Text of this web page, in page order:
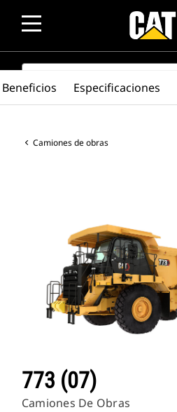
SEARCH
Camiones de obras
773 (07)
Camiones De Obras
Beneficios Especificaciones